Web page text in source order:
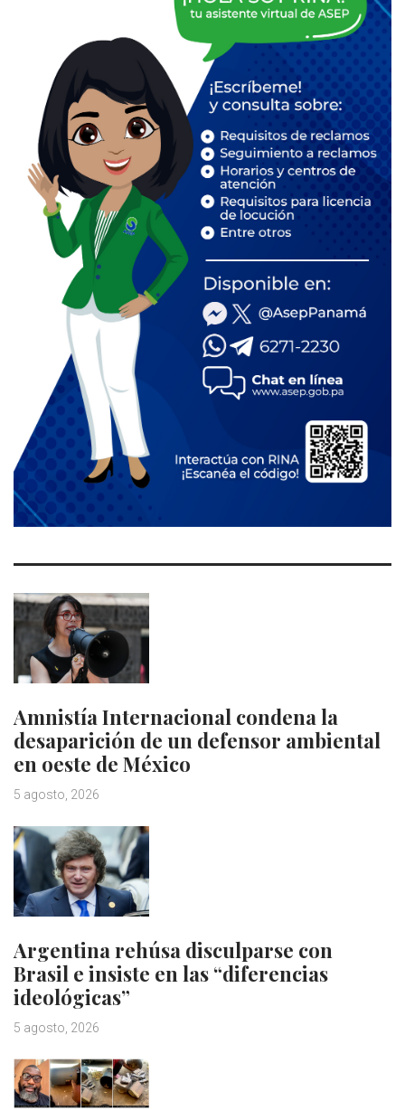
Amnistía Internacional condena la
desaparición de un defensor ambiental
en oeste de México
5 agosto, 2026
Argentina rehúsa disculparse con
Brasil e insiste en las “diferencias
ideológicas”
5 agosto, 2026